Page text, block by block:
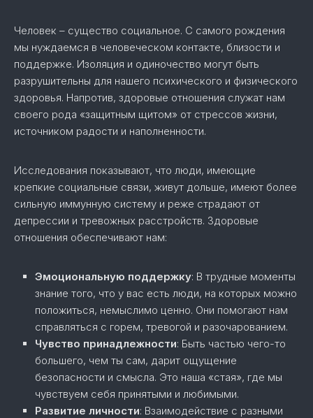
Человек – существо социальное. С самого рождения
мы нуждаемся в человеческом контакте, близости и
поддержке. Изоляция и одиночество могут быть
разрушительны для нашего психического и физического
здоровья. Напротив, здоровые отношения служат нам
своего рода «защитным щитом» от стрессов жизни,
источником радости и наполненности.
Исследования показывают, что люди, имеющие
крепкие социальные связи, живут дольше, имеют более
сильную иммунную систему и реже страдают от
депрессии и тревожных расстройств. Здоровые
отношения обеспечивают нам:
Эмоциональную поддержку: В трудные моменты
знание того, что у вас есть люди, на которых можно
положиться, немыслимо ценно. Они помогают нам
справляться с горем, тревогой и разочарованием.
Чувство принадлежности: Быть частью чего-то
большего, чем ты сам, дарит ощущение
безопасности и смысла. Это наша «стая», где мы
чувствуем себя принятыми и любимыми.
Развитие личности: Взаимодействие с разными